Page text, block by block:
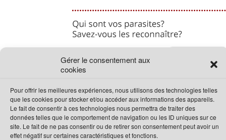
Gérer le consentement aux
cookies
Pour offrir les meilleures expériences, nous utilisons des technologies telles
que les cookies pour stocker et/ou accéder aux informations des appareils.
Le fait de consentir à ces technologies nous permettra de traiter des
données telles que le comportement de navigation ou les ID uniques sur ce
site. Le fait de ne pas consentir ou de retirer son consentement peut avoir un
effet négatif sur certaines caractéristiques et fonctions.
Tous droits réservés 2023Bio Pro Extermination